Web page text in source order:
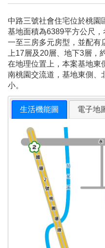
中路三號社會住宅位於桃園
基地面積為6389平方公尺
一至三房多元房型，並配有
上17層及20層、地下3層，
在地理位置上，本案基地東
南桃園交流道，基地東側、
小。
生活機能圖 電子地